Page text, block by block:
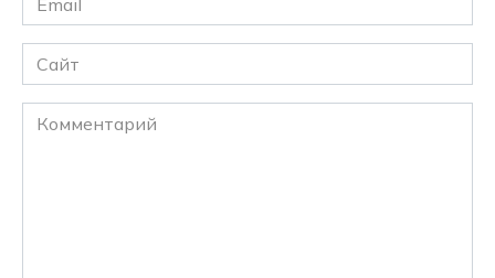
*
Сайт
Комментарий